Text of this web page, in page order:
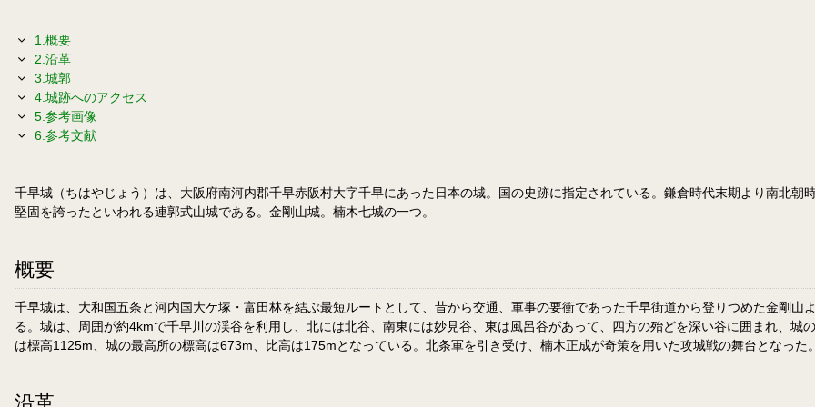
1.概要
2.沿革
3.城郭
4.城跡へのアクセス
5.参考画像
6.参考文献
千早城（ちはやじょう）は、大阪府南河内郡千早赤阪村大字千早にあった日本の城。国の史跡に指定されている。鎌倉時代末期より南北
堅固を誇ったといわれる連郭式山城である。金剛山城。楠木七城の一つ。
概要
千早城は、大和国五条と河内国大ケ塚・富田林を結ぶ最短ルートとして、昔から交通、軍事の要衝であった千早街道から登りつめた金剛
る。城は、周囲が約4kmで千早川の渓谷を利用し、北には北谷、南東には妙見谷、東は風呂谷があって、四方の殆どを深い谷に囲まれ、
は標高1125m、城の最高所の標高は673m、比高は175mとなっている。北条軍を引き受け、楠木正成が奇策を用いた攻城戦の舞台となった